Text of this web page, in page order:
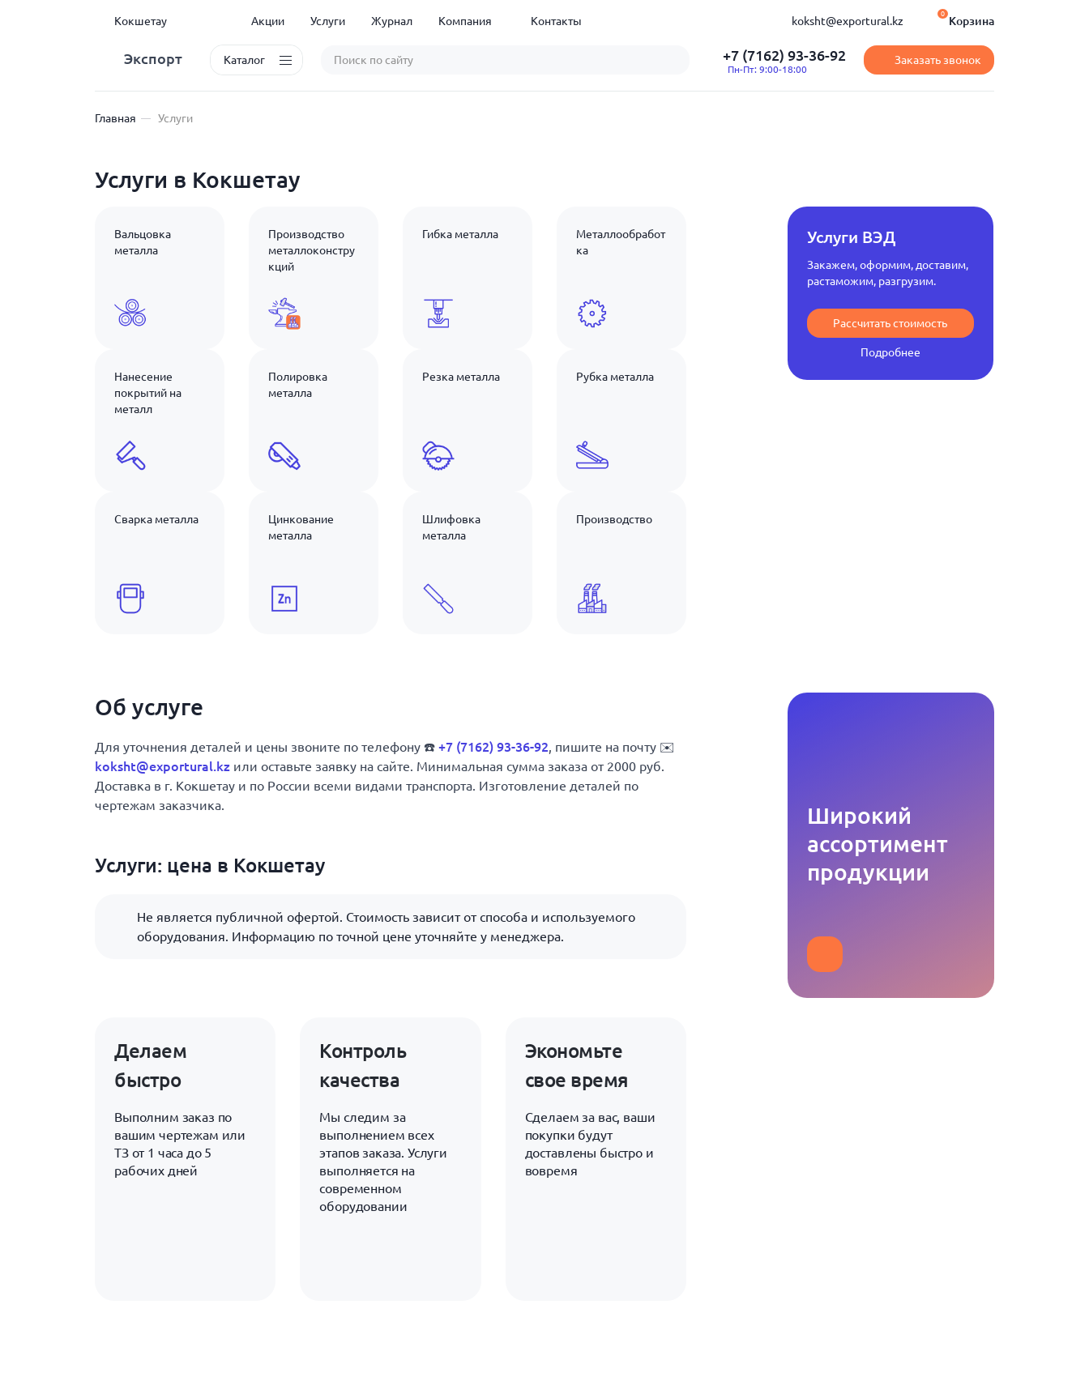
Кокшетау Акции Услуги Журнал Компания Контакты koksht@exportural.kz Корзина
0
Экспорт Каталог +7 (7162) 93-36-92
Пн-Пт: 9:00-18:00
Заказать звонок
Главная Услуги
Услуги в Кокшетау
Вальцовка
металла
Производство
металлоконстру
кций
Гибка металла
Металлообработ
ка
Нанесение
покрытий на
металл
Полировка
металла
Резка металла Рубка металла
Сварка металла
Цинкование
металла
Шлифовка
металла
Производство
Услуги ВЭД
Закажем, оформим, доставим,
растаможим, разгрузим.
Рассчитать стоимость
Подробнее
Об услуге
Для уточнения деталей и цены звоните по телефону ☎️ +7 (7162) 93-36-92, пишите на почту ✉️
koksht@exportural.kz или оставьте заявку на сайте. Минимальная сумма заказа от 2000 руб.
Доставка в г. Кокшетау и по России всеми видами транспорта. Изготовление деталей по
чертежам заказчика.
Услуги: цена в Кокшетау
Не является публичной офертой. Стоимость зависит от способа и используемого
оборудования. Информацию по точной цене уточняйте у менеджера.
Делаем
быстро
Выполним заказ по
вашим чертежам или
ТЗ от 1 часа до 5
рабочих дней
Контроль
качества
Мы следим за
выполнением всех
этапов заказа. Услуги
выполняется на
современном
оборудовании
Экономьте
свое время
Сделаем за вас, ваши
покупки будут
доставлены быстро и
вовремя
Широкий
ассортимент
продукции